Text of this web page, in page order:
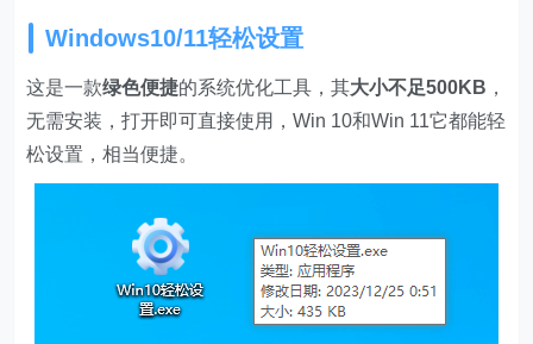
Windows10/11轻松设置
这是一款绿色便捷的系统优化工具，其大小不足500KB ，
无需安装，打开即可直接使用，Win 10和Win 11它都能轻
松设置，相当便捷。